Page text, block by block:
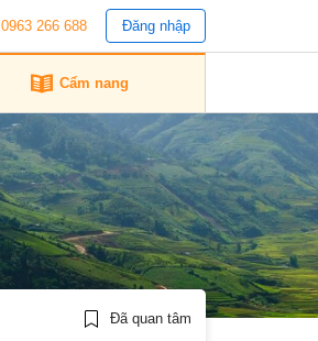
0963 266 688 Đăng nhập
Cẩm nang
Đã quan tâm